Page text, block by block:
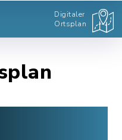
Digitaler
Ortsplan